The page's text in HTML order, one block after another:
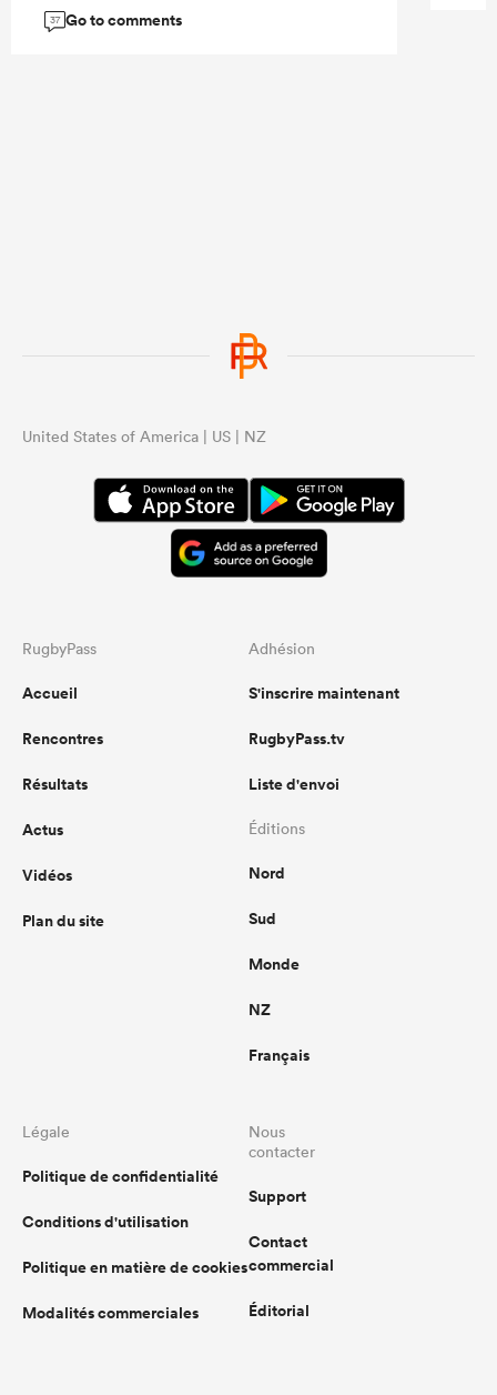
37 Go to comments
United States of America | US | NZ
RugbyPass
Accueil
Rencontres
Résultats
Actus
Vidéos
Plan du site
Adhésion
S'inscrire maintenant
RugbyPass.tv
Liste d'envoi
Éditions
Nord
Sud
Monde
NZ
Français
Légale
Politique de confidentialité
Conditions d'utilisation
Politique en matière de cookies
Modalités commerciales
Nous
contacter
Support
Contact
commercial
Éditorial